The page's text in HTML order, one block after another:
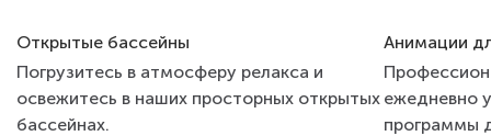
Открытые бассейны
Погрузитесь в атмосферу релакса и
освежитесь в наших просторных открытых
бассейнах.
Анимации
ежедневно
программы